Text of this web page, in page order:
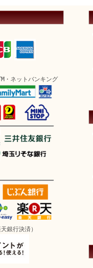
・ネットバンキング
銀行決済）